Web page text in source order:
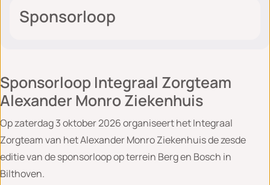
Sponsorloop
Sponsorloop Integraal Zorgteam
Alexander Monro Ziekenhuis
Op zaterdag 3 oktober 2026 organiseert het Integraal
Zorgteam van het Alexander Monro Ziekenhuis de zesde
editie van de sponsorloop op terrein Berg en Bosch in
Bilthoven.